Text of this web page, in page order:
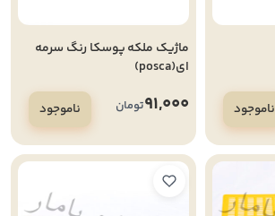
ناموجود
ماژیک ملکه پوسکا رنگ سرمه
ای(posca)
91,000تومان ناموجود